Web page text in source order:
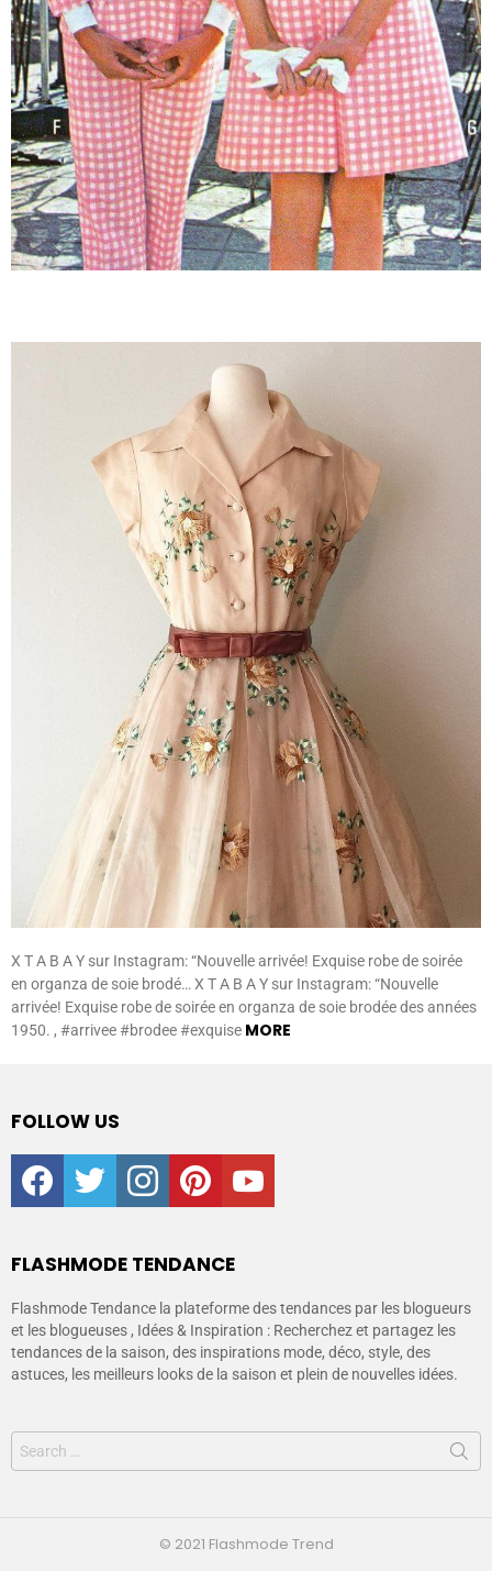
X T A B A Y sur Instagram: “Nouvelle arrivée! Exquise robe de soirée
en organza de soie brodé… X T A B A Y sur Instagram: “Nouvelle
arrivée! Exquise robe de soirée en organza de soie brodée des années
1950. , #arrivee #brodee #exquise MORE
FOLLOW US
facebooktwitter instagrampinterestyoutube
FLASHMODE TENDANCE
Flashmode Tendance la plateforme des tendances par les blogueurs
et les blogueuses , Idées & Inspiration : Recherchez et partagez les
tendances de la saison, des inspirations mode, déco, style, des
astuces, les meilleurs looks de la saison et plein de nouvelles idées.
© 2021 Flashmode Trend